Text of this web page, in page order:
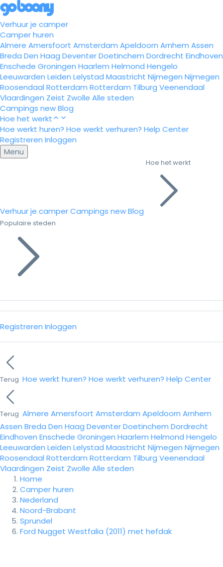
Verhuur je camper
Camper huren
Almere Amersfoort Amsterdam Apeldoorn Arnhem Assen
Breda Den Haag DeventerDoetinchem Dordrecht Eindhoven
Enschede Groningen Haarlem Helmond Hengelo
Leeuwarden Leiden Lelystad Maastricht Nijmegen Nijmegen
Roosendaal Rotterdam Rotterdam Tilburg Veenendaal
Vlaardingen Zeist Zwolle Alle steden
Campings newBlog
Hoe het werkt
Hoe werkt huren? Hoe werkt verhuren? Help Center
Registreren Inloggen
Menu
Verhuur je camperCampings newBlog
Hoe het werkt
Populaire steden
Registreren Inloggen
Terug Hoe werkt huren? Hoe werkt verhuren? Help Center
Terug Almere Amersfoort Amsterdam Apeldoorn Arnhem
Assen Breda Den Haag DeventerDoetinchem Dordrecht
Eindhoven Enschede Groningen Haarlem Helmond Hengelo
Leeuwarden Leiden Lelystad Maastricht Nijmegen Nijmegen
Roosendaal Rotterdam Rotterdam Tilburg Veenendaal
Vlaardingen Zeist Zwolle Alle steden
Home
Camper huren
Nederland
Noord-Brabant
Sprundel
Ford Nugget Westfalia (2011) met hefdak